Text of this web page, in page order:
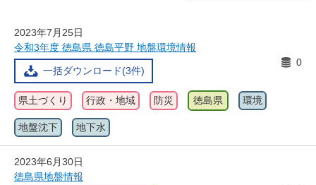
2023年7月25日
令和3年度 徳島県 徳島平野 地盤環境情報
一括ダウンロード(3件)
0
県土づくり 行政・地域 防災 徳島県 環境
地盤沈下 地下水
2023年6月30日
徳島県地盤情報